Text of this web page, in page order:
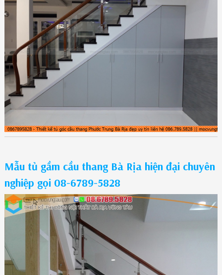
Mẫu tủ gầm cầu thang Bà Rịa hiện đại chuyên
nghiệp gọi 08-6789-5828